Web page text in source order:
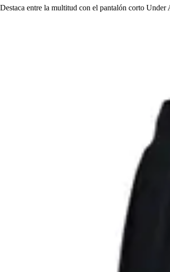
Destaca entre la multitud con el pantalón corto